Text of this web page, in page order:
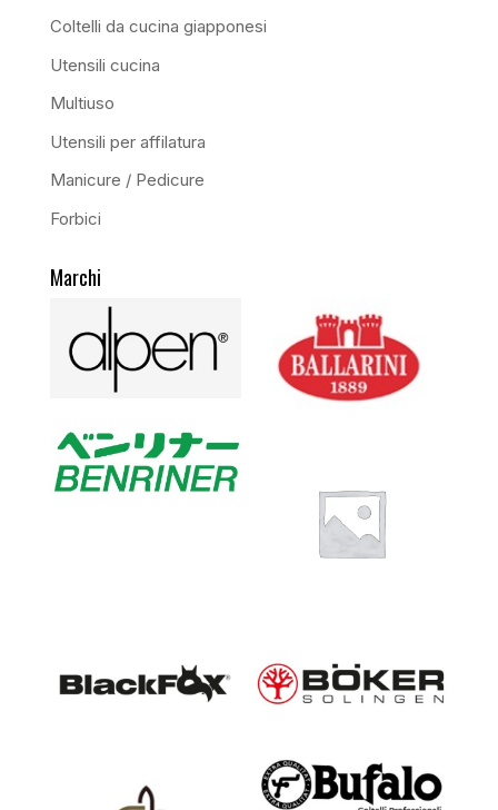
Coltelli da cucina giapponesi
Utensili cucina
Multiuso
Utensili per affilatura
Manicure / Pedicure
Forbici
Marchi